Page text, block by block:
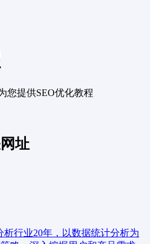
您提供SEO优化教程
址
行业20年，以数据统计分析为